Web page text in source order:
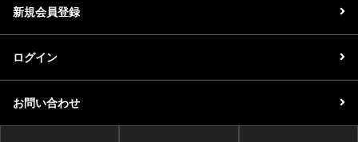
新規会員登録
ログイン
お問い合わせ